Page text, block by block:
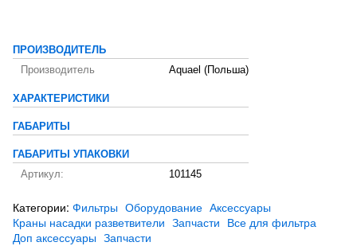
ПРОИЗВОДИТЕЛЬ
Производитель
Aquael (Польша)
ХАРАКТЕРИСТИКИ
ГАБАРИТЫ
ГАБАРИТЫ УПАКОВКИ
Артикул:
101145
Категории: Фильтры Оборудование Аксессуары
Краны насадки разветвители Запчасти Все для фильтра
Доп аксессуары Запчасти